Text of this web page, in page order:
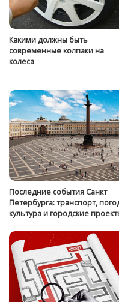
Какими должны быть
современные колпаки на
колеса
Последние события Санкт
Петербурга: транспорт,
культура и городские